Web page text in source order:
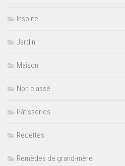
Insolite
Jardin
Maison
Non classé
Pâtisseries
Recettes
Remèdes de grand-mère